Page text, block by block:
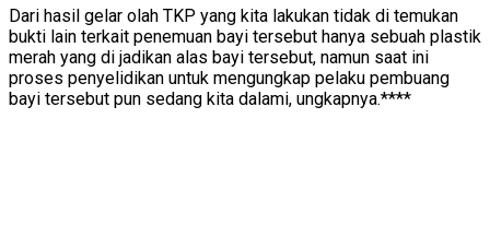
Dari hasil gelar olah TKP yang kita lakukan tidak di temukan
bukti lain terkait penemuan bayi tersebut hanya sebuah plastik
merah yang di jadikan alas bayi tersebut, namun saat ini
proses penyelidikan untuk mengungkap pelaku pembuang
bayi tersebut pun sedang kita dalami, ungkapnya.****